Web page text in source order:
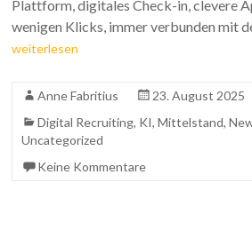
Plattform, digitales Check-in, clevere
wenigen Klicks, immer verbunden mit
weiterlesen
Anne Fabritius
23. August 2025
Digital Recruiting, KI,Mittelstand,
Uncategorized
Keine Kommentare